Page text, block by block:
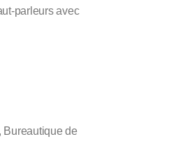
parleurs avec
Bureautique de